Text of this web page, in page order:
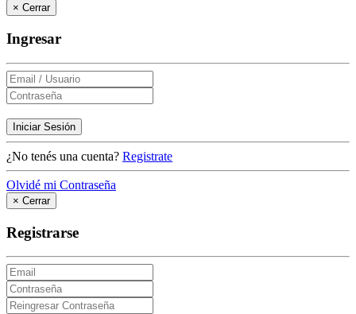
× Cerrar
Ingresar
Iniciar Sesión
¿No tenés una cuenta? Registrate
Olvidé mi Contraseña
× Cerrar
Registrarse